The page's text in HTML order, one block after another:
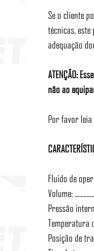
Se o cliente
técnicas,
adequação
ATENÇÃO:
não ao
Por favor
Fluido de
Volume:
Pressão
Temperatura
Posição de